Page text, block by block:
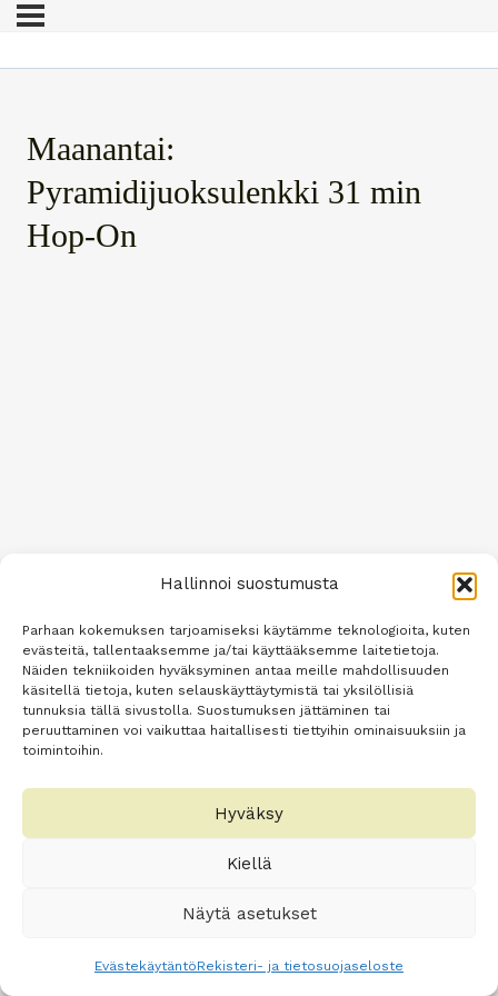
Hallinnoi suostumusta
Parhaan kokemuksen tarjoamiseksi käytämme teknologioita, kuten
evästeitä, tallentaaksemme ja/tai käyttääksemme laitetietoja.
Näiden tekniikoiden hyväksyminen antaa meille mahdollisuuden
käsitellä tietoja, kuten selauskäyttäytymistä tai yksilöllisiä
tunnuksia tällä sivustolla. Suostumuksen jättäminen tai
peruuttaminen voi vaikuttaa haitallisesti tiettyihin ominaisuuksiin ja
toimintoihin.
Hyväksy
Kiellä
Näytä asetukset
EvästekäytäntöRekisteri- ja tietosuojaseloste
Maanantai:
Pyramidijuoksulenkki 31 min
Hop-On